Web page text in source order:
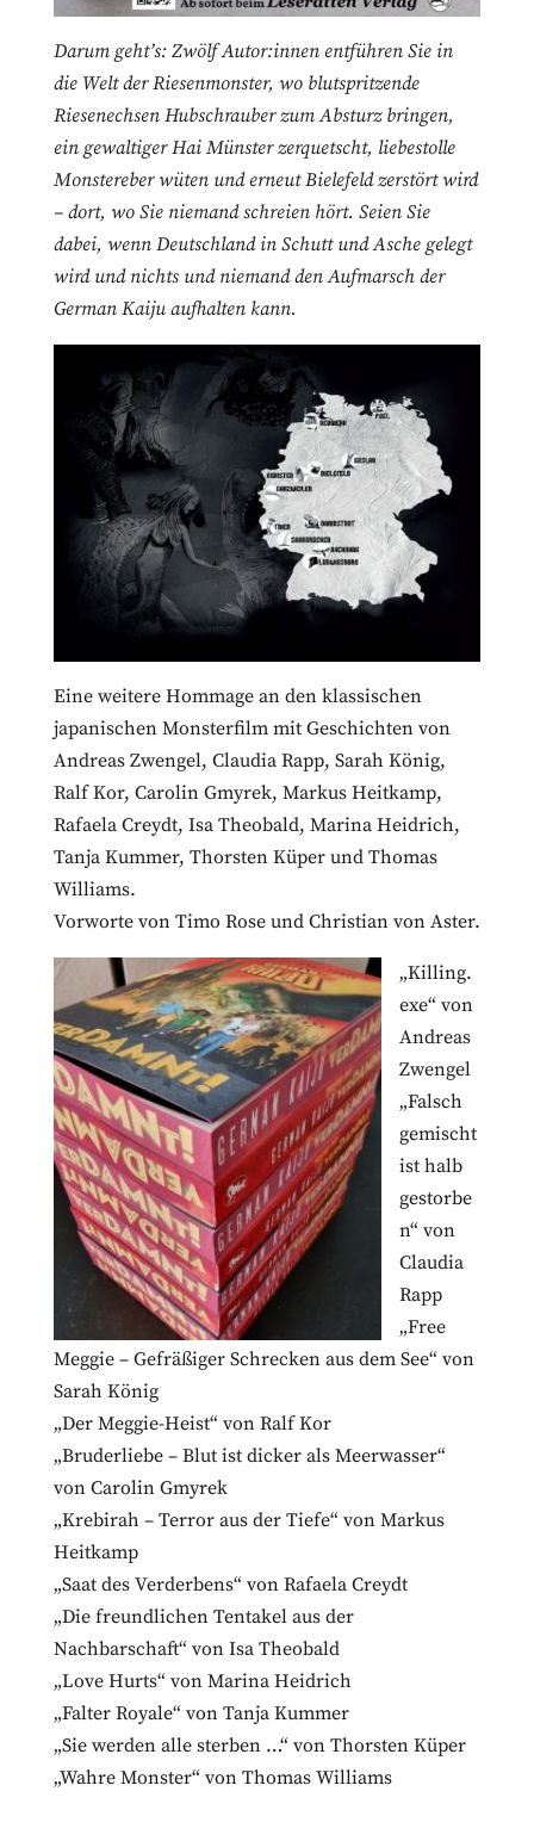
Darum geht’s: Zwölf Autor:innen entführen Sie in
die Welt der Riesenmonster, wo blutspritzende
Riesenechsen Hubschrauber zum Absturz bringen,
ein gewaltiger Hai Münster zerquetscht, liebestolle
Monstereber wüten und erneut Bielefeld zerstört wird
– dort, wo Sie niemand schreien hört. Seien Sie
dabei, wenn Deutschland in Schutt und Asche gelegt
wird und nichts und niemand den Aufmarsch der
German Kaiju aufhalten kann.
Eine weitere Hommage an den klassischen
japanischen Monsterfilm mit Geschichten von
Andreas Zwengel, Claudia Rapp, Sarah König,
Ralf Kor, Carolin Gmyrek, Markus Heitkamp,
Rafaela Creydt, Isa Theobald, Marina Heidrich,
Tanja Kummer, Thorsten Küper und Thomas
Williams.
Vorworte von Timo Rose und Christian von Aster.
„Killing.
exe“ von
Andreas
Zwengel
„Falsch
gemischt
ist halb
gestorbe
n“ von
Claudia
Rapp
„Free
Meggie – Gefräßiger Schrecken aus dem See“ von
Sarah König
„Der Meggie-Heist“ von Ralf Kor
„Bruderliebe – Blut ist dicker als Meerwasser“
von Carolin Gmyrek
„Krebirah – Terror aus der Tiefe“ von Markus
Heitkamp
„Saat des Verderbens“ von Rafaela Creydt
„Die freundlichen Tentakel aus der
Nachbarschaft“ von Isa Theobald
„Love Hurts“ von Marina Heidrich
„Falter Royale“ von Tanja Kummer
„Sie werden alle sterben …“ von Thorsten Küper
„Wahre Monster“ von Thomas Williams